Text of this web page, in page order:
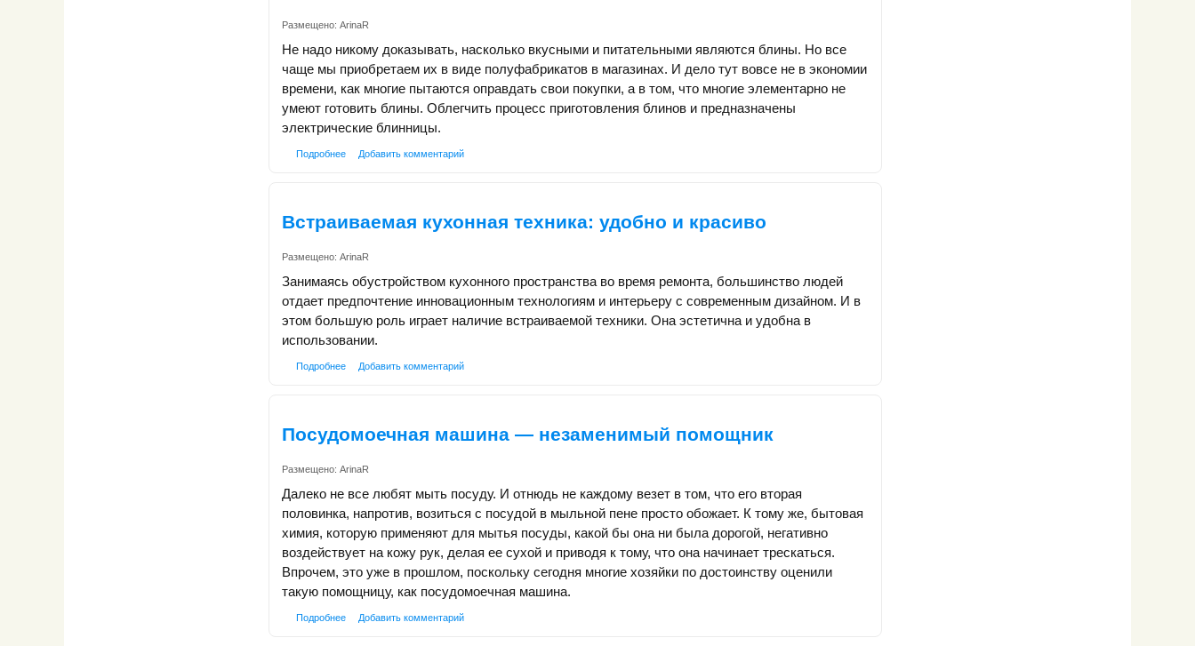
Размещено: ArinaR
Не надо никому доказывать, насколько вкусными и питательными являются блины. Но все
чаще мы приобретаем их в виде полуфабрикатов в магазинах. И дело тут вовсе не в экономии
времени, как многие пытаются оправдать свои покупки, а в том, что многие элементарно не
умеют готовить блины. Облегчить процесс приготовления блинов и предназначены
электрические блинницы.
Подробнее Добавить комментарий
Встраиваемая кухонная техника: удобно и красиво
Размещено: ArinaR
Занимаясь обустройством кухонного пространства во время ремонта, большинство людей
отдает предпочтение инновационным технологиям и интерьеру с современным дизайном. И в
этом большую роль играет наличие встраиваемой техники. Она эстетична и удобна в
использовании.
Подробнее Добавить комментарий
Посудомоечная машина — незаменимый помощник
Размещено: ArinaR
Далеко не все любят мыть посуду. И отнюдь не каждому везет в том, что его вторая
половинка, напротив, возиться с посудой в мыльной пене просто обожает. К тому же, бытовая
химия, которую применяют для мытья посуды, какой бы она ни была дорогой, негативно
воздействует на кожу рук, делая ее сухой и приводя к тому, что она начинает трескаться.
Впрочем, это уже в прошлом, поскольку сегодня многие хозяйки по достоинству оценили
такую помощницу, как посудомоечная машина.
Подробнее Добавить комментарий